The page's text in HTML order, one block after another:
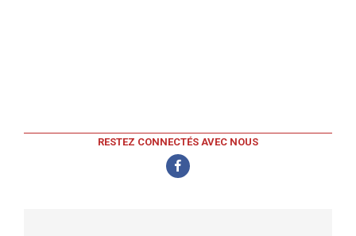
RESTEZ CONNECTÉS AVEC NOUS